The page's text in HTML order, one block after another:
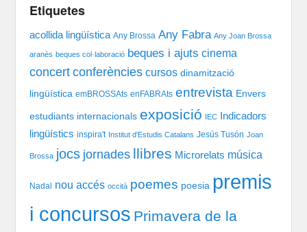
Etiquetes
acollida lingüística Any Brossa Any Fabra Any Joan Brossa
aranès beques col·laboració beques i ajuts cinema
concert conferències cursos dinamització
lingüística emBROSSAts enFABRAts entrevista Envers
estudiants internacionals exposició IEC
Indicadors
lingüístics inspira't Institut d'Estudis Catalans Jesús Tusón Joan
Brossa jocs jornades llibres Microrelats música
Nadal nou accés occità poemes poesia premis
i concursos Primavera de la